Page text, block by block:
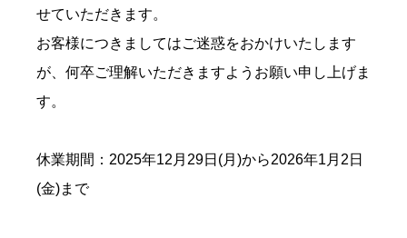
せていただきます。
お客様につきましてはご迷惑をおかけいたします
が、何卒ご理解いただきますようお願い申し上げま
す。
休業期間：2025年12月29日(月)から2026年1月2日
(金)まで